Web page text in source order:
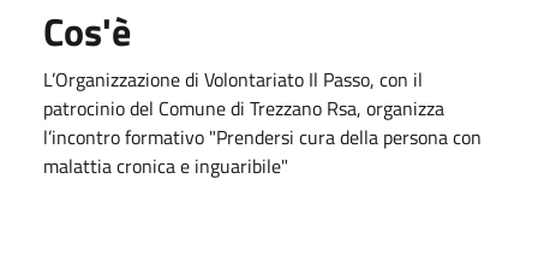
Cos'è
L’Organizzazione di Volontariato Il Passo, con il
patrocinio del Comune di Trezzano Rsa, organizza
l’incontro formativo "Prendersi cura della persona con
malattia cronica e inguaribile"